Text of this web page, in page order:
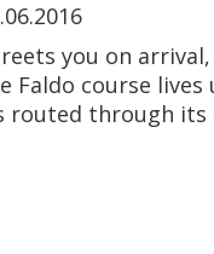
you on
Faldo course
routed through